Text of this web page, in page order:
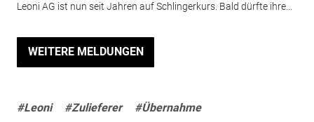
Leoni AG ist nun seit Jahren auf Schlingerkurs. Bald dürfte ihre...
WEITERE MELDUNGEN
#Leoni #Zulieferer #Übernahme